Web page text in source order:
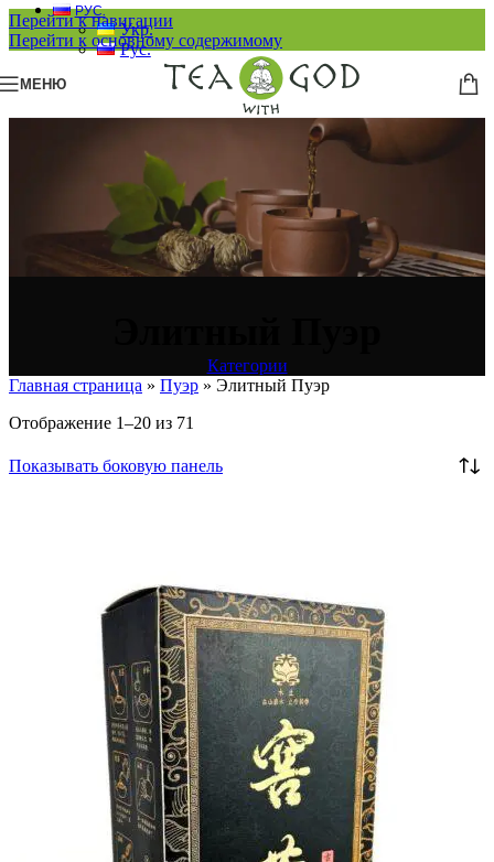
Перейти к навигации
Перейти к основному содержимому
РУС.
Укр.
Рус.
МЕНЮ
Категории
Главная страница » Пуэр » Элитный Пуэр
Отображение 1–20 из 71
Показывать боковую панель